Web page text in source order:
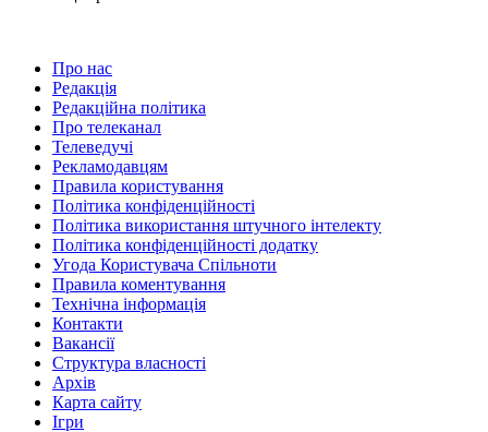
Про нас
Редакція
Редакційна політика
Про телеканал
Телеведучі
Рекламодавцям
Правила користування
Політика конфіденційності
Політика використання штучного інтелекту
Політика конфіденційності додатку
Угода Користувача Спільноти
Правила коментування
Технічна інформація
Контакти
Вакансії
Структура власності
Архів
Карта сайту
Ігри